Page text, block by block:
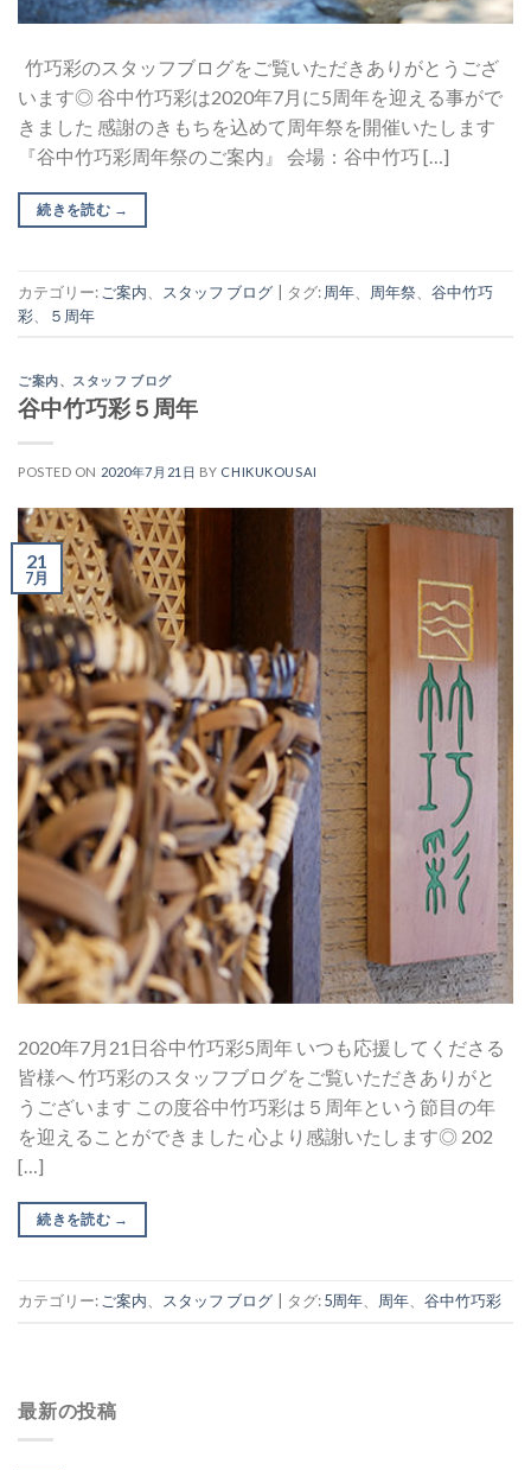
竹巧彩のスタッフブログをご覧いただきありがとうござ
います◎ 谷中竹巧彩は2020年7月に5周年を迎える事がで
きました 感謝のきもちを込めて周年祭を開催いたします
『谷中竹巧彩周年祭のご案内』 会場：谷中竹巧 […]
続きを読む →
カテゴリー: ご案内 スタッフ ブログ タグ: 周年 周年祭
谷中竹巧
彩
５周年
ご案内、 スタッフ ブログ
谷中竹巧彩５周年
POSTED ON 2020年7月21日 BY CHIKUKOUSAI
21
7月
2020年7月21日谷中竹巧彩5周年 いつも応援してくださる
皆様へ 竹巧彩のスタッフブログをご覧いただきありがと
うございます この度谷中竹巧彩は５周年という節目の年
を迎えることができました 心より感謝いたします◎ 202
[…]
続きを読む →
カテゴリー:ご案内、 スタッフ ブログ タグ:5周年、 周年、 谷中竹巧彩
最新の投稿